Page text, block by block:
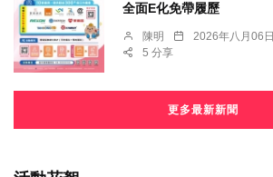
全面E化免帶履歷
陳明 2026年八月06日
5 分享
更多最新新聞